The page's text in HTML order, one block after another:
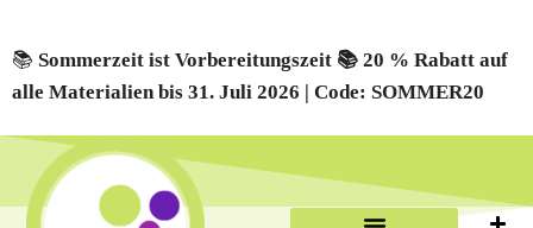
📚 Sommerzeit ist Vorbereitungszeit 📚 20 % Rabatt auf
alle Materialien bis 31. Juli 2026 | Code: SOMMER20